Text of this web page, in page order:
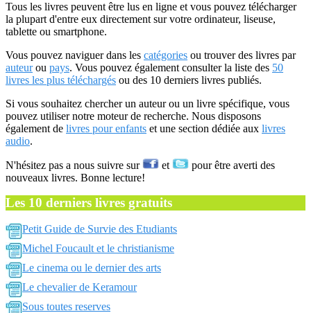
Tous les livres peuvent être lus en ligne et vous pouvez télécharger
la plupart d'entre eux directement sur votre ordinateur, liseuse,
tablette ou smartphone.
Vous pouvez naviguer dans les catégories ou trouver des livres par
auteurou pays. Vous pouvez également consulter la liste des 50
livres les plus téléchargés ou des 10 derniers livres publiés.
Si vous souhaitez chercher un auteur ou un livre spécifique, vous
pouvez utiliser notre moteur de recherche. Nous disposons
également de livres pour enfants et une section dédiée aux livres
audio.
N'hésitez pas a nous suivre sur et
pour être averti des
nouveaux livres. Bonne lecture!
Les 10 derniers livres gratuits
Petit Guide de Survie des Etudiants
Michel Foucault et le christianisme
Le cinema ou le dernier des arts
Le chevalier de Keramour
Sous toutes reserves